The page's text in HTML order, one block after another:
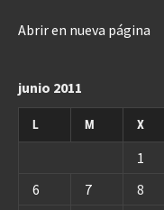
Abrir en nueva página
junio 2011
L M X
1
6
7 8